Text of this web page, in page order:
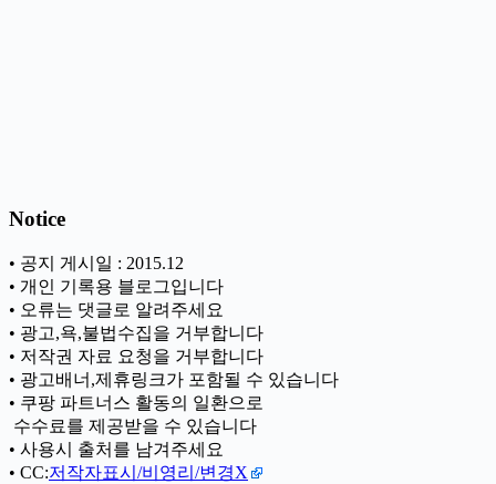
Notice
• 공지 게시일 : 2015.12
• 개인 기록용 블로그입니다
• 오류는 댓글로 알려주세요
• 광고,욕,불법수집을 거부합니다
• 저작권 자료 요청을 거부합니다
• 광고배너,제휴링크가 포함될 수 있습니다
• 쿠팡 파트너스 활동의 일환으로
ㅤ 수수료를 제공받을 수 있습니다
• 사용시 출처를 남겨주세요
• CC:저작자표시/비영리/변경X